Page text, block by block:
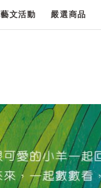
藝文活動 嚴選商品